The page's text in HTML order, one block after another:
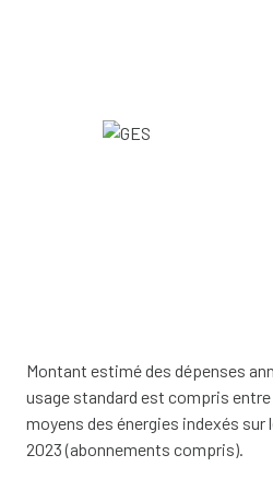
Montant estimé des dépenses
usage standard est compris entre
moyens des énergies indexés sur
2023 (abonnements compris).